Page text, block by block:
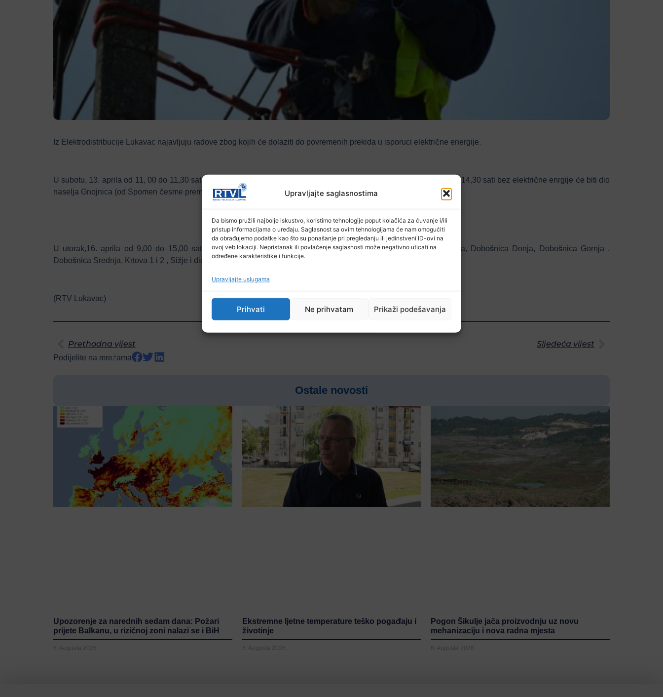
Upravljajte saglasnostima
Da bismo pružili najbolje iskustvo, koristimo tehnologije poput kolačića za čuvanje i/ili
pristup informacijama o uređaju. Saglasnost sa ovim tehnologijama će nam omogućiti
da obrađujemo podatke kao što su ponašanje pri pregledanju ili jedinstveni ID-ovi na
ovoj veb lokaciji. Nepristanak ili povlačenje saglasnosti može negativno uticati na
određene karakteristike i funkcije.
Upravljajte uslugama
Prihvati Ne prihvatam Prikaži podešavanja
Iz Elektrodistribucije Lukavac najavljuju radove zbog kojih će dolaziti do povremenih prekida u isporuci električne energije.
U subotu, 13. aprila od 11, 00 do 11,30 sati bez električne energije će biti dio Bistarca (naselje Iljkići), a od 14,00 do 14,30 sati bez električne enrgije će biti dio
naselja Gnojnica (od Spomen česme prema polju).
U utorak,16. aprila od 9,00 do 15,00 sati bez električne energije će biti naselja: Gnojnica, Berkovica, Kruševica, Dobošnica Donja, Dobošnica Gornja ,
Dobošnica Srednja, Krtova 1 i 2 , Sižje i dio Devetaka (Hodžići uz magistralni put M4).
(RTV Lukavac)
Prethodna vijest Sljedeća vijest
Podijelite na mrežama
Ostale novosti
Upozorenje za narednih sedam dana: Požari
prijete Balkanu, u rizičnoj zoni nalazi se i BiH
6. Augusta 2026.
Ekstremne ljetne temperature teško pogađaju i
životinje
6. Augusta 2026.
Pogon Šikulje jača proizvodnju uz novu
mehanizaciju i nova radna mjesta
6. Augusta 2026.